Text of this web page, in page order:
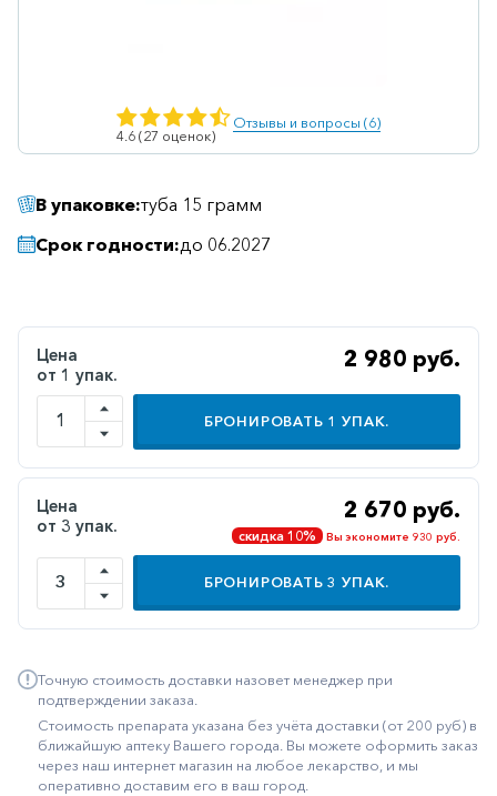
Гематологические
Гинекология
Гомеопатические
Диабетические
Желудочно-
кишечные
Иммунодепрессанты
Иммуностимуляторы
Климактерические
Метаболизм
Наружные
средства
Неврологические
4.6 (27 оценок)
Отзывы и вопросы (6)
В упаковке:туба 15 грамм
Срок годности:до 06.2027
Цена
от 1 упак.
2 980 руб.
БРОНИРОВАТЬ 1 УПАК.
Цена
от 3 упак.
2 670 руб.
скидка 10% Вы экономите 930 руб.
БРОНИРОВАТЬ3 УПАК.
Точную стоимость доставки назовет менеджер при
подтверждении заказа.
Стоимость препарата указана без учёта доставки (от 200 руб) в
ближайшую аптеку Вашего города. Вы можете оформить заказ
через наш интернет магазин на любое лекарство, и мы
оперативно доставим его в ваш город.